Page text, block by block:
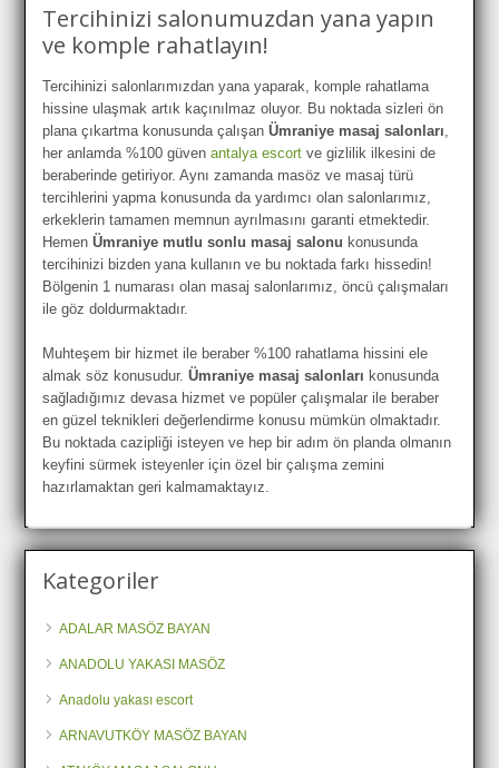
Tercihinizi salonumuzdan yana yapın
ve komple rahatlayın!
Tercihinizi salonlarımızdan yana yaparak, komple rahatlama
hissine ulaşmak artık kaçınılmaz oluyor. Bu noktada sizleri ön
plana çıkartma konusunda çalışanÜmraniye masaj salonları
her anlamda %100 güvenantalya escort ve gizlilik ilkesini de
beraberinde getiriyor. Aynı zamanda masöz ve masaj türü
tercihlerini yapma konusunda da yardımcı olan salonlarımız,
erkeklerin tamamen memnun ayrılmasını garanti etmektedir.
HemenÜmraniye mutlu sonlu masaj salonu konusunda
tercihinizi bizden yana kullanın ve bu noktada farkı hissedin!
Bölgenin 1 numarası olan masaj salonlarımız, öncü çalışmaları
ile göz doldurmaktadır.
Muhteşem bir hizmet ile beraber %100 rahatlama hissini ele
almak söz konusudur.Ümraniye masaj salonları konusunda
sağladığımız devasa hizmet ve popüler çalışmalar ile beraber
en güzel teknikleri değerlendirme konusu mümkün olmaktadır.
Bu noktada cazipliği isteyen ve hep bir adım ön planda olmanın
keyfini sürmek isteyenler için özel bir çalışma zemini
hazırlamaktan geri kalmamaktayız.
Kategoriler
ADALAR MASÖZ BAYAN
ANADOLU YAKASI MASÖZ
Anadolu yakası escort
ARNAVUTKÖY MASÖZ BAYAN